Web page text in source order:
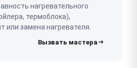
нагревательного
термоблока),
или замена нагревателя.